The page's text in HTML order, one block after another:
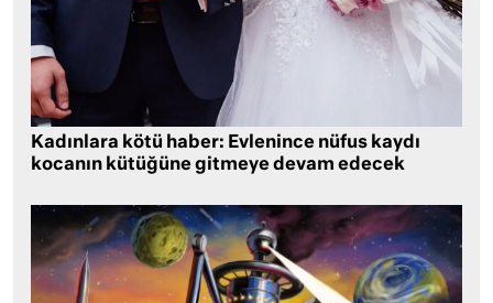
Kadınlara kötü haber: Evlenince nüfus kaydı
kocanın kütüğüne gitmeye devam edecek